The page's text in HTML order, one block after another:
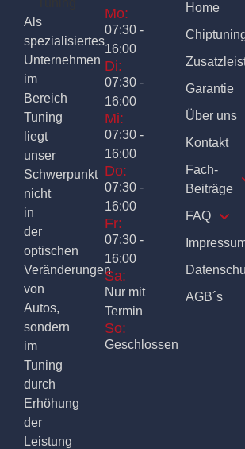
Als
spezialisiertes
Unternehmen
im
Bereich
Tuning
liegt
unser
Schwerpunkt
nicht
in
der
optischen
Veränderungen
von
Autos,
sondern
im
Tuning
durch
Erhöhung
der
Leistung
Mo:
07:30 -
16:00
Di:
07:30 -
16:00
Mi:
07:30 -
16:00
Do:
07:30 -
16:00
Fr:
07:30 -
16:00
Sa:
Nur mit
Termin
So:
Geschlossen
Home
Garantie
Über uns
Kontakt
Fach-
Beiträge
FAQ
AGB´s